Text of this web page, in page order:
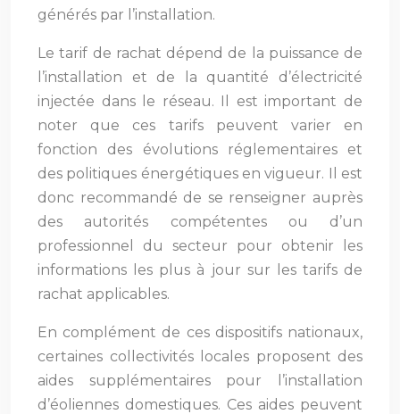
générés par l’installation.
Le tarif de rachat dépend de la puissance de
l’installation et de la quantité d’électricité
injectée dans le réseau. Il est important de
noter que ces tarifs peuvent varier en
fonction des évolutions réglementaires et
des politiques énergétiques en vigueur. Il est
donc recommandé de se renseigner auprès
des autorités compétentes ou d’un
professionnel du secteur pour obtenir les
informations les plus à jour sur les tarifs de
rachat applicables.
En complément de ces dispositifs nationaux,
certaines collectivités locales proposent des
aides supplémentaires pour l’installation
d’éoliennes domestiques. Ces aides peuvent